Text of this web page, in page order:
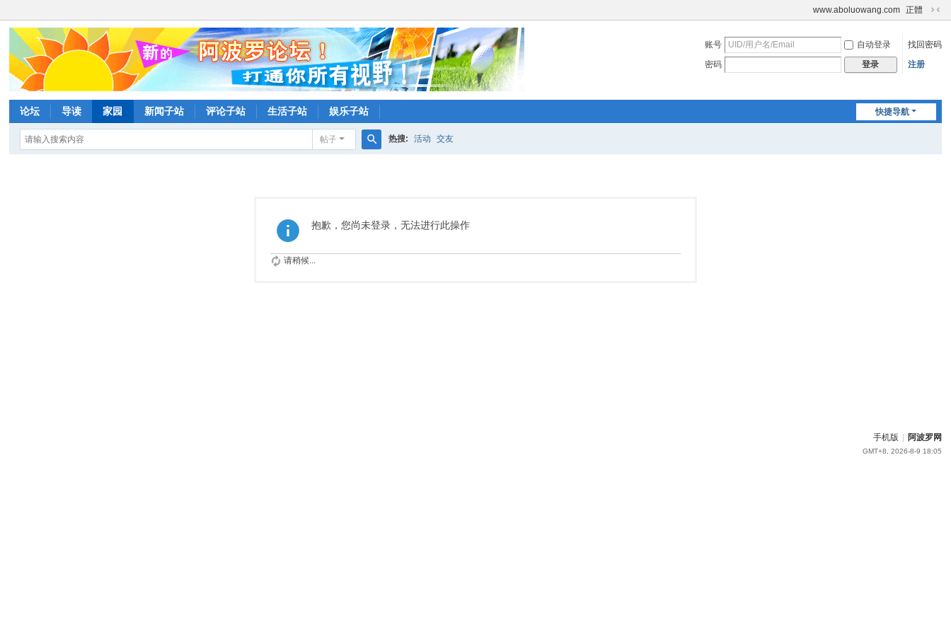
www.aboluowang.com 正體
切
到
账号 自动登录
找回密码
密码
登录 注册
快捷导航
论坛 导读 家园 新闻子站 评论子站 生活子站 娱乐子站
帖子 热搜: 活动 交友
抱歉，您尚未登录，无法进行此操作
请稍候...
手机版 阿波罗网
GMT+8, 2026-8-9 18:05